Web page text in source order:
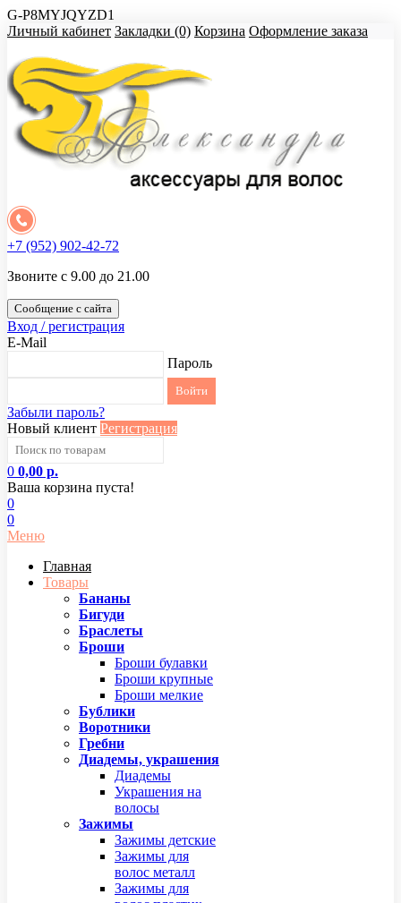
G-P8MYJQYZD1
Личный кабинет Закладки (0) Корзина Оформление заказа
+7 (952) 902-42-72
Звоните с 9.00 до 21.00
Сообщение с сайта
Вход / регистрация
E-Mail
Пароль
Забыли пароль?
Новый клиент Регистрация
0 0,00 р.
Ваша корзина пуста!
0
0
Меню
Главная
Товары
Бананы
Бигуди
Браслеты
Броши
Броши булавки
Броши крупные
Броши мелкие
Бублики
Воротники
Гребни
Диадемы, украшения
Диадемы
Украшения на
волосы
Зажимы
Зажимы детские
Зажимы для
волос металл
Зажимы для